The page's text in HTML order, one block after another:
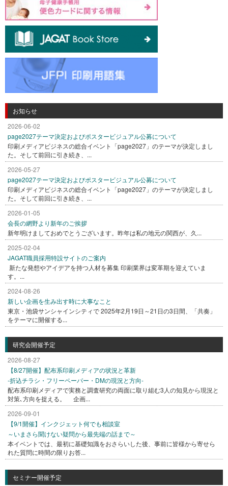
お知らせ
2026-06-02
page2027テーマ決定およびポスタービジュアル公募について
印刷メディアビジネスの総合イベント「page2027」のテーマが決定しまし
た。そして前回に引き続き、...
2026-05-27
page2027テーマ決定およびポスタービジュアル公募について
印刷メディアビジネスの総合イベント「page2027」のテーマが決定しまし
た。そして前回に引き続き、...
2026-01-05
会長の網野より新年のご挨拶
新年明けましておめでとうございます。昨年は私の地元の関西が、久...
2025-02-04
JAGAT職員採用特設サイトのご案内
新たな発想やアイデアを持つ人材を募集 印刷業界は変革期を迎えていま
す。...
2024-08-26
新しい企画を生み出す時に大事なこと
東京・池袋サンシャインシティで 2025年2月19日～21日の3日間、「共奏」
をテーマに開催する...
研究会開催予定
2026-08-27
【8/27開催】配布系印刷メディアの状況と革新
-折込チラシ・フリーペーパー・DMの現況と方向-
配布系印刷メディアで実務と調査研究の両面に取り組む3人の知見から現況と
対策､方向を捉える。 企画...
2026-09-01
【9/1開催】インクジェット何でも相談室
～いまさら聞けない疑問から最先端の話まで～
本イベントでは、最初に基礎知識をおさらいした後、事前に皆様から寄せら
れた質問に時間の限りお答...
セミナー開催予定